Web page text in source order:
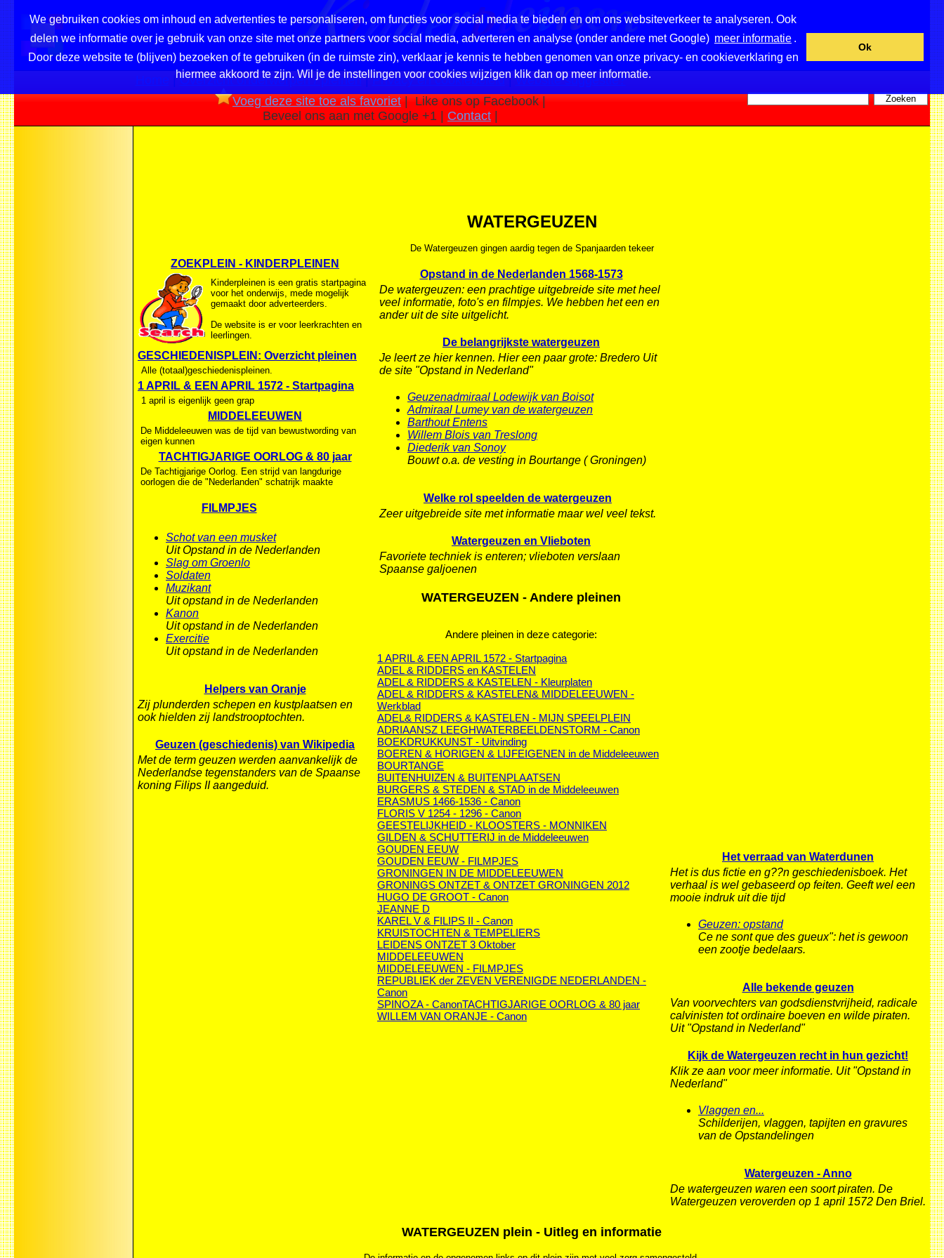
We gebruiken cookies om inhoud en advertenties te personaliseren, om functies voor social media te bieden en om ons websiteverkeer te analyseren. Ook
delen we informatie over je gebruik van onze site met onze partners voor social media, adverteren en analyse (onder andere met Google) meer informatie .
Door deze website te (blijven) bezoeken of te gebruiken (in de ruimste zin), verklaar je kennis te hebben genomen van onze privacy- en cookieverklaring en
hiermee akkoord te zijn. Wil je de instellingen voor cookies wijzigen klik dan op meer informatie.
Ok
|Overzicht onderwerpen / pleinen|Privacy en cookiebeleid|Website suggestie?
Voeg deze site toe als favoriet|Like ons op Facebook |
Beveel ons aan met Google +1 | Contact
WATERGEUZEN
De Watergeuzen gingen aardig tegen de Spanjaarden tekeer
ZOEKPLEIN - KINDERPLEINEN
Kinderpleinen is een gratis startpagina
voor het onderwijs, mede mogelijk
gemaakt door adverteerders.
De website is er voor leerkrachten en
leerlingen.
GESCHIEDENISPLEIN: Overzicht pleinen
Alle (totaal)geschiedenispleinen.
1 APRIL & EEN APRIL 1572 - Startpagina
1 april is eigenlijk geen grap
MIDDELEEUWEN
De Middeleeuwen was de tijd van bewustwording van
eigen kunnen
TACHTIGJARIGE OORLOG & 80 jaar
De Tachtigjarige Oorlog. Een strijd van langdurige
oorlogen die de "Nederlanden" schatrijk maakte
FILMPJES
Schot van een musket
Uit Opstand in de Nederlanden
Slag om Groenlo
Soldaten
Muzikant
Uit opstand in de Nederlanden
Kanon
Uit opstand in de Nederlanden
Exercitie
Uit opstand in de Nederlanden
Helpers van Oranje
Zij plunderden schepen en kustplaatsen en
ook hielden zij landstrooptochten.
Geuzen (geschiedenis) van Wikipedia
Met de term geuzen werden aanvankelijk de
Nederlandse tegenstanders van de Spaanse
koning Filips II aangeduid.
Opstand in de Nederlanden 1568-1573
De watergeuzen: een prachtige uitgebreide site met heel
veel informatie, foto's en filmpjes. We hebben het een en
ander uit de site uitgelicht.
De belangrijkste watergeuzen
Je leert ze hier kennen. Hier een paar grote: Bredero Uit
de site "Opstand in Nederland"
Geuzenadmiraal Lodewijk van Boisot
Admiraal Lumey van de watergeuzen
Barthout Entens
Willem Blois van Treslong
Diederik van Sonoy
Bouwt o.a. de vesting in Bourtange ( Groningen)
Welke rol speelden de watergeuzen
Zeer uitgebreide site met informatie maar wel veel tekst.
Watergeuzen en Vlieboten
Favoriete techniek is enteren; vlieboten verslaan
Spaanse galjoenen
WATERGEUZEN - Andere pleinen
Andere pleinen in deze categorie:
1 APRIL & EEN APRIL 1572 - Startpagina
ADEL & RIDDERS en KASTELEN
ADEL & RIDDERS & KASTELEN - Kleurplaten
ADEL & RIDDERS & KASTELEN& MIDDELEEUWEN -
Werkblad
ADEL& RIDDERS & KASTELEN - MIJN SPEELPLEIN
ADRIAANSZ LEEGHWATERBEELDENSTORM - Canon
BOEKDRUKKUNST - Uitvinding
BOEREN & HORIGEN & LIJFEIGENEN in de Middeleeuwen
BOURTANGE
BUITENHUIZEN & BUITENPLAATSEN
BURGERS & STEDEN & STAD in de Middeleeuwen
ERASMUS 1466-1536 - Canon
FLORIS V 1254 - 1296 - Canon
GEESTELIJKHEID - KLOOSTERS - MONNIKEN
GILDEN & SCHUTTERIJ in de Middeleeuwen
GOUDEN EEUW
GOUDEN EEUW - FILMPJES
GRONINGEN IN DE MIDDELEEUWEN
GRONINGS ONTZET & ONTZET GRONINGEN 2012
HUGO DE GROOT - Canon
JEANNE D
KAREL V & FILIPS II - Canon
KRUISTOCHTEN & TEMPELIERS
LEIDENS ONTZET 3 Oktober
MIDDELEEUWEN
MIDDELEEUWEN - FILMPJES
REPUBLIEK der ZEVEN VERENIGDE NEDERLANDEN -
Canon
SPINOZA - CanonTACHTIGJARIGE OORLOG & 80 jaar
WILLEM VAN ORANJE - Canon
Het verraad van Waterdunen
Het is dus fictie en g??n geschiedenisboek. Het
verhaal is wel gebaseerd op feiten. Geeft wel een
mooie indruk uit die tijd
Geuzen: opstand
Ce ne sont que des gueux": het is gewoon
een zootje bedelaars.
Alle bekende geuzen
Van voorvechters van godsdienstvrijheid, radicale
calvinisten tot ordinaire boeven en wilde piraten.
Uit "Opstand in Nederland"
Kijk de Watergeuzen recht in hun gezicht!
Klik ze aan voor meer informatie. Uit "Opstand in
Nederland"
Vlaggen en...
Schilderijen, vlaggen, tapijten en gravures
van de Opstandelingen
Watergeuzen - Anno
De watergeuzen waren een soort piraten. De
Watergeuzen veroverden op 1 april 1572 Den Briel.
WATERGEUZEN plein - Uitleg en informatie